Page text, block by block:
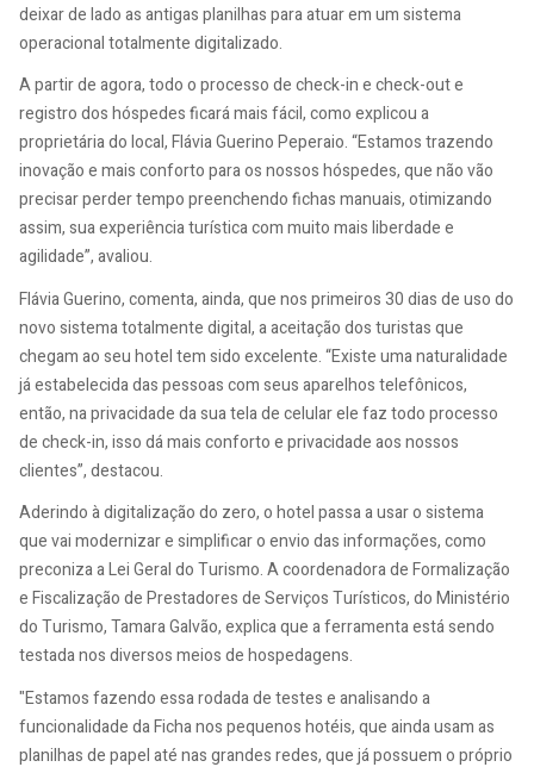
deixar de lado as antigas planilhas para atuar em um sistema
operacional totalmente digitalizado.
A partir de agora, todo o processo de check-in e check-out e
registro dos hóspedes ficará mais fácil, como explicou a
proprietária do local, Flávia Guerino Peperaio. “Estamos trazendo
inovação e mais conforto para os nossos hóspedes, que não vão
precisar perder tempo preenchendo fichas manuais, otimizando
assim, sua experiência turística com muito mais liberdade e
agilidade”, avaliou.
Flávia Guerino, comenta, ainda, que nos primeiros 30 dias de uso do
novo sistema totalmente digital, a aceitação dos turistas que
chegam ao seu hotel tem sido excelente. “Existe uma naturalidade
já estabelecida das pessoas com seus aparelhos telefônicos,
então, na privacidade da sua tela de celular ele faz todo processo
de check-in, isso dá mais conforto e privacidade aos nossos
clientes”, destacou.
Aderindo à digitalização do zero, o hotel passa a usar o sistema
que vai modernizar e simplificar o envio das informações, como
preconiza a Lei Geral do Turismo. A coordenadora de Formalização
e Fiscalização de Prestadores de Serviços Turísticos, do Ministério
do Turismo, Tamara Galvão, explica que a ferramenta está sendo
testada nos diversos meios de hospedagens.
"Estamos fazendo essa rodada de testes e analisando a
funcionalidade da Ficha nos pequenos hotéis, que ainda usam as
planilhas de papel até nas grandes redes, que já possuem o próprio